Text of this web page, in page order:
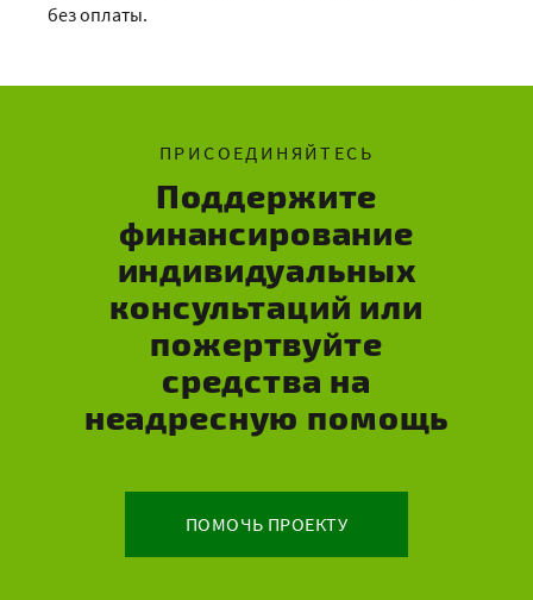
без оплаты.
ПРИСОЕДИНЯЙТЕСЬ
Поддержите
финансирование
индивидуальных
консультаций или
пожертвуйте
средства на
неадресную помощь
ПОМОЧЬ ПРОЕКТУ